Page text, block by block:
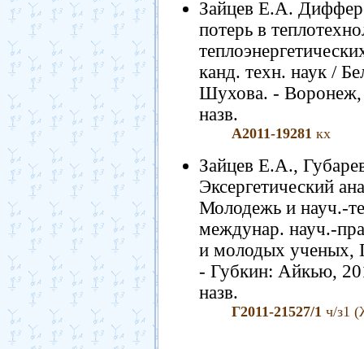
Зайцев Е.А.
потерь в
канд. техн. наук /
Шухова. - Воронеж,
назв.
А2011-19281 кх
Зайцев Е.А.,
Эксергетический
Молодежь и науч.-
междунар. науч.-
и молодых ученых,
- Губкин: Айкью,
назв.
Г2011-21527/1 ч/з1